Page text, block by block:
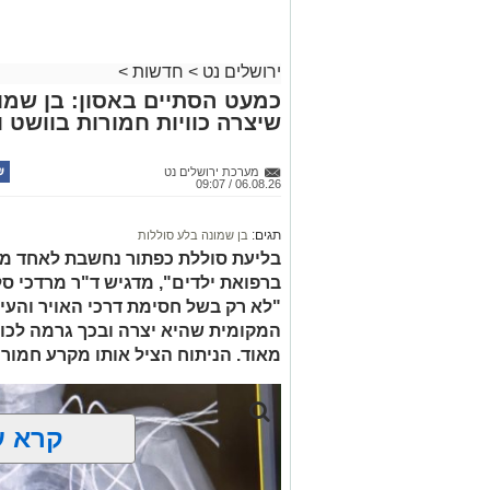
בפעילות בלשי תחנת לב הבירה שביצעו
החשודים הועברו לחקירה, ובית
לתאריך 6.8.26.
בפעילות נוספת של בלשי תחנת בית
בסחר בסמים, זוהו על פי החשד שתי
העיר ירושלים נעצרה והועברה להמשיך
מעצרם של החשודים הוארך בבית המשפט.
ירושלים נט > חדשות >
כמעט הסתיים באסון: בן
שיצרה כוויות חמורות בוושט
מערכת ירושלים נט
06.08.26 / 09:07
תגים: בן שמונה בלע סוללות
בליעת סוללת כפתור נחשבת לאחד
ברפואת ילדים", מדגיש ד"ר מרדכי
"לא רק בשל חסימת דרכי האויר
המקומית שהיא יצרה ובכך גרמה
מאוד. הניתוח הציל אותו מקרע
קרא